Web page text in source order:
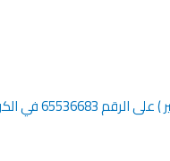
في الكويت